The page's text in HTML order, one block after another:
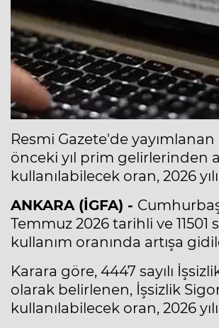
Resmi Gazete'de
önceki yıl prim gelirlerinden
kullanılabilecek oran, 2026
ANKARA (İGFA) -
Temmuz 2026 tarihli ve 11501
kullanım oranında artışa
Karara göre, 4447 sayılı
olarak belirlenen, İşsizlik
kullanılabilecek oran, 2026